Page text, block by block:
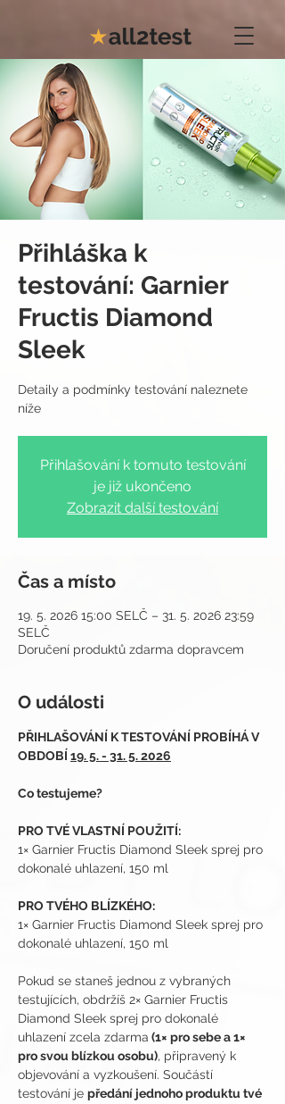
Přihláška k
testování: Garnier
Fructis Diamond
Sleek
Detaily a podmínky testování naleznete
níže
Přihlašování k tomuto testování
je již ukončeno
Zobrazit další testování
Čas a místo
19. 5. 2026 15:00 SELČ – 31. 5. 2026 23:59
SELČ
Doručení produktů zdarma dopravcem
O události
PŘIHLAŠOVÁNÍ K TESTOVÁNÍ PROBÍHÁ V
OBDOBÍ 19. 5. - 31. 5. 2026
Co testujeme?
PRO TVÉ VLASTNÍ POUŽITÍ:
1× Garnier Fructis Diamond Sleek sprej pro
dokonalé uhlazení, 150 ml
PRO TVÉHO BLÍZKÉHO:
1× Garnier Fructis Diamond Sleek sprej pro
dokonalé uhlazení, 150 ml
Pokud se staneš jednou z vybraných
testujících, obdržíš 2× Garnier Fructis
Diamond Sleek sprej pro dokonalé
uhlazení zcela zdarma (1× pro sebe a 1×
pro svou blízkou osobu), připravený k
objevování a vyzkoušení. Součástí
testování je předání jednoho produktu tvé